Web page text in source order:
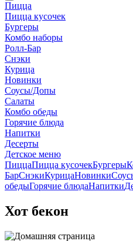
Пицца
Пицца кусочек
Бургеры
Комбо наборы
Ролл-Бар
Снэки
Курица
Новинки
Соусы/Допы
Салаты
Комбо обеды
Горячие блюда
Напитки
Десерты
Детское меню
ПиццаПицца кусочекБургеры
БарСнэкиКурицаНовинки
обедыГорячие блюдаНапитки
Хот бекон